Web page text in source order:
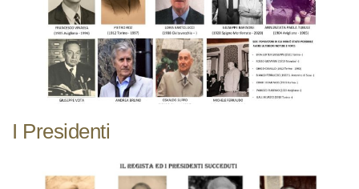
Libri, filmati
documenti storici
Personaggi
aviglianesi
Sostienici
QUOTA ASSOCIATIVA E CONTRIBUTI
I Presidenti